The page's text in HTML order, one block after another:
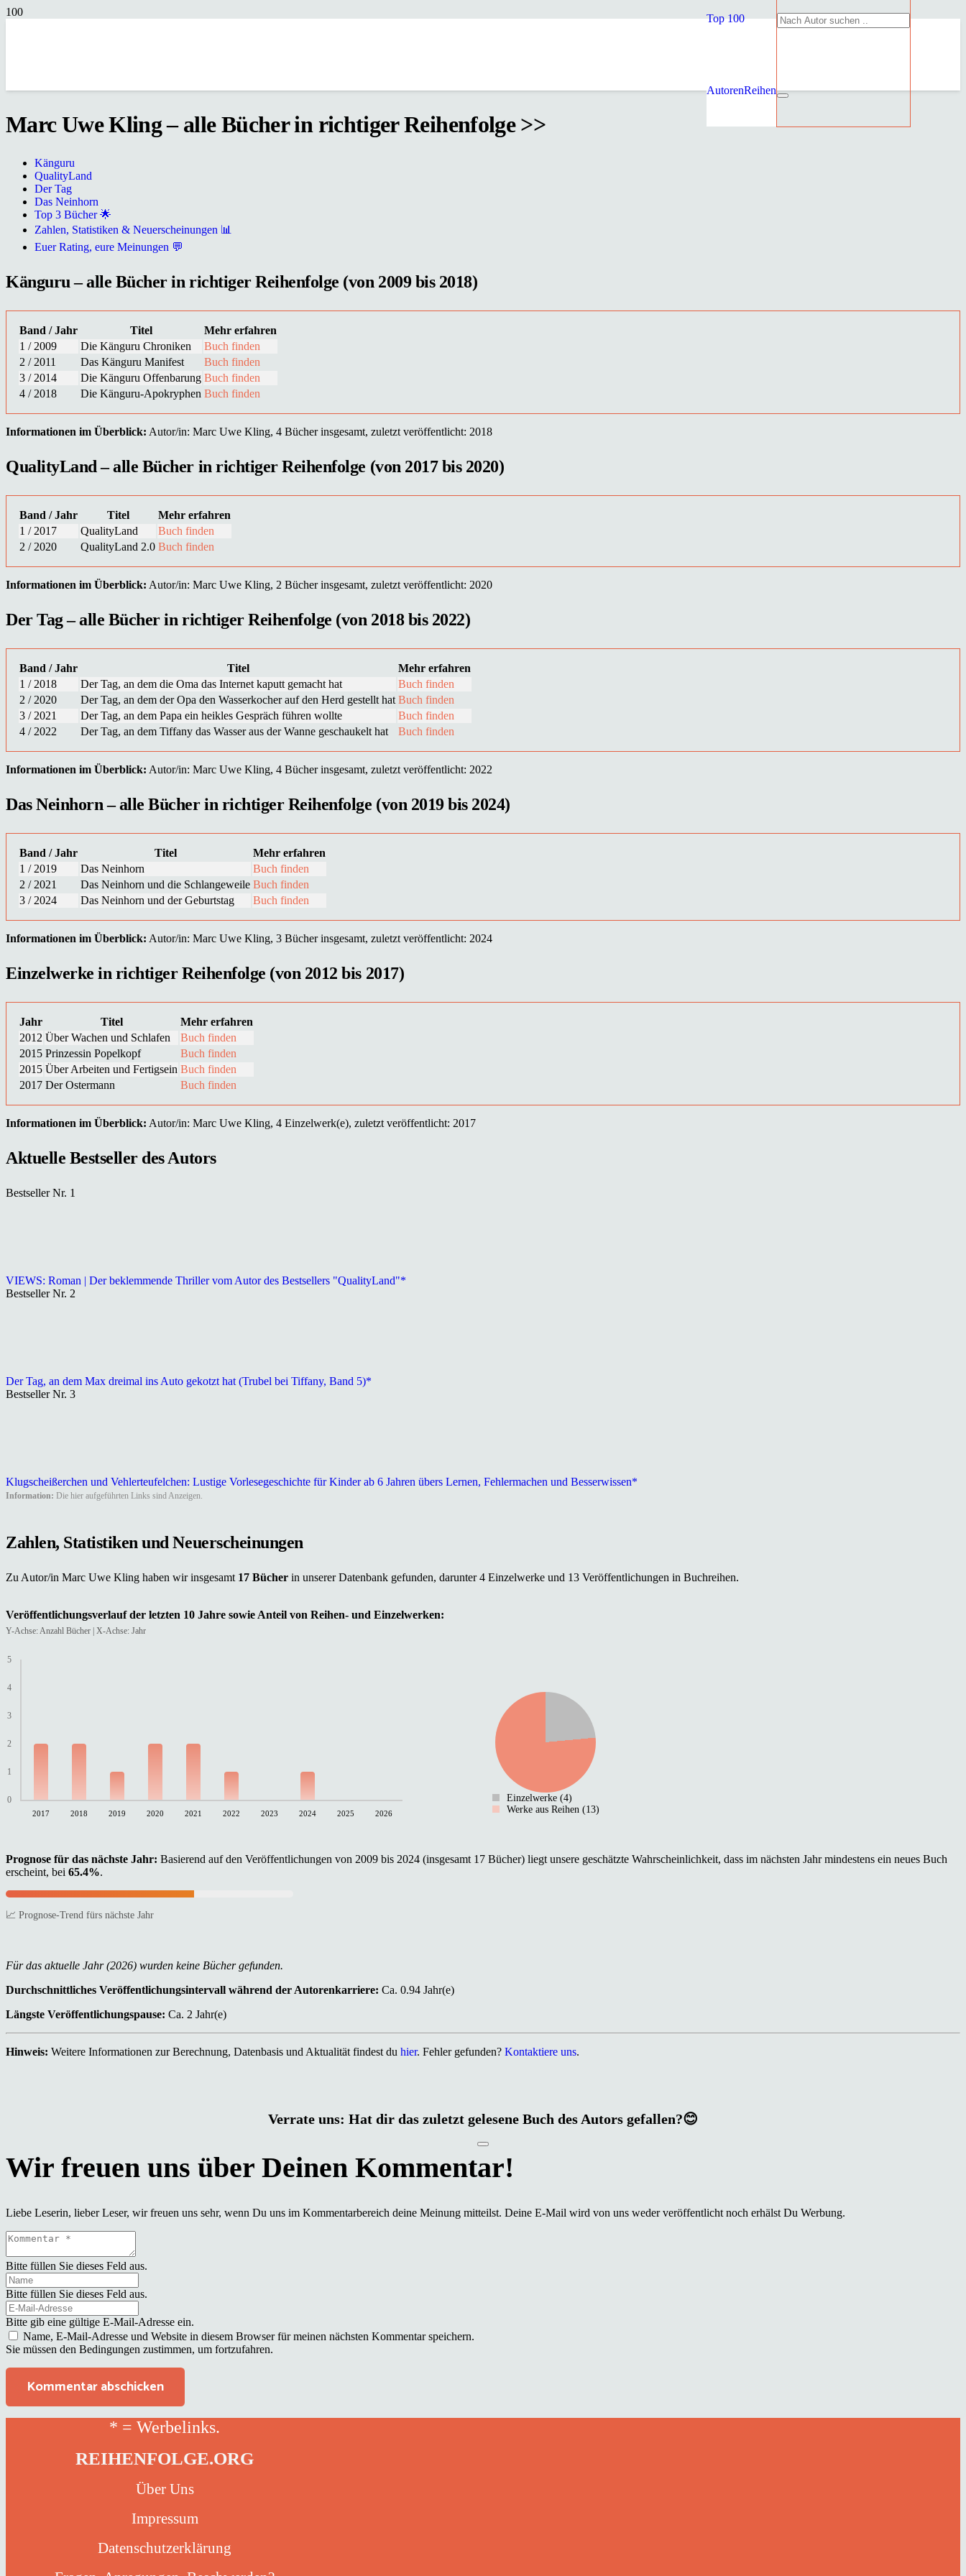
Top 100
AutorenReihen
Marc Uwe Kling – alle Bücher in richtiger Reihenfolge >>
Känguru
QualityLand
Der Tag
Das Neinhorn
Top 3 Bücher 🌟
Zahlen, Statistiken & Neuerscheinungen 📊
Euer Rating, eure Meinungen 💬
Känguru – alle Bücher in richtiger Reihenfolge (von 2009 bis 2018)
Band / Jahr Titel
Mehr erfahren
1 / 2009
Die Känguru Chroniken
Buch finden
2 / 2011
Das Känguru Manifest
Buch finden
3 / 2014
Die Känguru Offenbarung Buch finden
4 / 2018
Die Känguru-Apokryphen Buch finden
Informationen im Überblick: Autor/in: Marc Uwe Kling, 4 Bücher insgesamt, zuletzt veröffentlicht: 2018
QualityLand – alle Bücher in richtiger Reihenfolge (von 2017 bis 2020)
Band / Jahr Titel
Mehr erfahren
1 / 2017
QualityLand
Buch finden
2 / 2020
QualityLand 2.0 Buch finden
Informationen im Überblick: Autor/in: Marc Uwe Kling, 2 Bücher insgesamt, zuletzt veröffentlicht: 2020
Der Tag – alle Bücher in richtiger Reihenfolge (von 2018 bis 2022)
Band / Jahr Titel
Mehr erfahren
1 / 2018
Der Tag, an dem die Oma das Internet kaputt gemacht hat
Buch finden
2 / 2020
Der Tag, an dem der Opa den Wasserkocher auf den Herd gestellt hat Buch finden
3 / 2021
Der Tag, an dem Papa ein heikles Gespräch führen wollte
Buch finden
4 / 2022
Der Tag, an dem Tiffany das Wasser aus der Wanne geschaukelt hat Buch finden
Informationen im Überblick: Autor/in: Marc Uwe Kling, 4 Bücher insgesamt, zuletzt veröffentlicht: 2022
Das Neinhorn – alle Bücher in richtiger Reihenfolge (von 2019 bis 2024)
Band / Jahr Titel
Mehr erfahren
1 / 2019
Das Neinhorn
Buch finden
2 / 2021
Das Neinhorn und die Schlangeweile Buch finden
3 / 2024
Das Neinhorn und der Geburtstag Buch finden
Informationen im Überblick: Autor/in: Marc Uwe Kling, 3 Bücher insgesamt, zuletzt veröffentlicht: 2024
Einzelwerke in richtiger Reihenfolge (von 2012 bis 2017)
Jahr Titel
Mehr erfahren
2012 Über Wachen und Schlafen
Buch finden
2015 Prinzessin Popelkopf
Buch finden
2015 Über Arbeiten und Fertigsein Buch finden
2017 Der Ostermann Buch finden
Informationen im Überblick: Autor/in: Marc Uwe Kling, 4 Einzelwerk(e), zuletzt veröffentlicht: 2017
Aktuelle Bestseller des Autors
Bestseller Nr. 1
VIEWS: Roman | Der beklemmende Thriller vom Autor des Bestsellers "QualityLand"*
Bestseller Nr. 2
Der Tag, an dem Max dreimal ins Auto gekotzt hat (Trubel bei Tiffany, Band 5)*
Bestseller Nr. 3
Klugscheißerchen und Vehlerteufelchen: Lustige Vorlesegeschichte für Kinder ab 6 Jahren übers Lernen, Fehlermachen und Besserwissen*
Information: Die hier aufgeführten Links sind Anzeigen.
Zahlen, Statistiken und Neuerscheinungen
Zu Autor/in Marc Uwe Kling haben wir insgesamt 17 Bücher in unserer Datenbank gefunden, darunter 4 Einzelwerke und 13 Veröffentlichungen in Buchreihen.
Veröffentlichungsverlauf der letzten 10 Jahre sowie Anteil von Reihen- und Einzelwerken:
Y-Achse: Anzahl Bücher | X-Achse: Jahr
0
1
2
3
4
5
2017 2018 2019 2020 2021 2022 2023 2024 2025 2026
Einzelwerke (4)
Werke aus Reihen (13)
Prognose für das nächste Jahr: Basierend auf den Veröffentlichungen von 2009 bis 2024 (insgesamt 17 Bücher) liegt unsere geschätzte Wahrscheinlichkeit, dass im nächsten Jahr mindestens ein neues Buch
erscheint, bei 65.4%.
📈 Prognose-Trend fürs nächste Jahr
Für das aktuelle Jahr (2026) wurden keine Bücher gefunden.
Durchschnittliches Veröffentlichungsintervall während der Autorenkarriere: Ca. 0.94 Jahr(e)
Längste Veröffentlichungspause: Ca. 2 Jahr(e)
Hinweis: Weitere Informationen zur Berechnung, Datenbasis und Aktualität findest du hier. Fehler gefunden? Kontaktiere uns.
Verrate uns: Hat dir das zuletzt gelesene Buch des Autors gefallen?😊
Liebe Leserin, lieber Leser, wir freuen uns sehr, wenn Du uns im Kommentarbereich deine Meinung mitteilst. Deine E-Mail wird von uns weder veröffentlicht noch erhälst Du Werbung.
Bitte füllen Sie dieses Feld aus.
Bitte füllen Sie dieses Feld aus.
Bitte gib eine gültige E-Mail-Adresse ein.
Name, E-Mail-Adresse und Website in diesem Browser für meinen nächsten Kommentar speichern.
Sie müssen den Bedingungen zustimmen, um fortzufahren.
Kommentar abschicken
* = Werbelinks.
REIHENFOLGE.ORG
Über Uns
Impressum
Datenschutzerklärung